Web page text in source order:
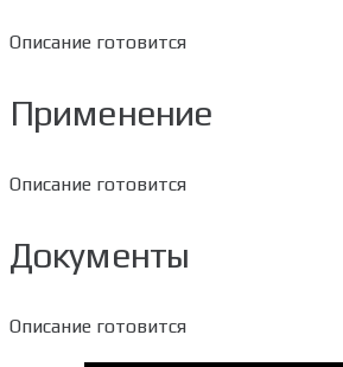
Описание готовится
Применение
Описание готовится
Документы
Описание готовится